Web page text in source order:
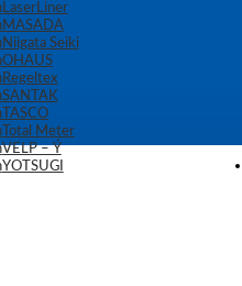
LaserLiner
MASADA
Niigata Seiki
OHAUS
Regeltex
SANTAK
TASCO
Total Meter
VELP – Ý
YOTSUGI